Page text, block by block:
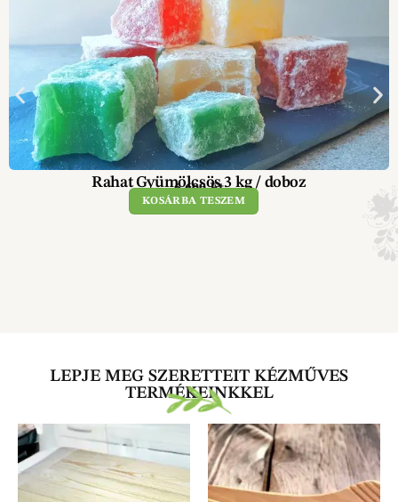
Rahat Gyümölcsös 3 kg / doboz
6 600Ft
KOSÁRBA TESZEM
LEPJE MEG SZERETTEIT KÉZMŰVES
TERMÉKEINKKEL